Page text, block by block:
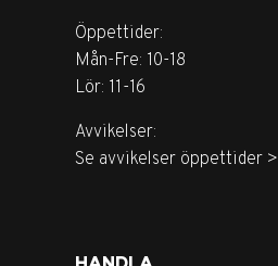
Öppettider:
Mån-Fre: 10-18
Lör: 11-16
Avvikelser:
Se avvikelser öppettider >